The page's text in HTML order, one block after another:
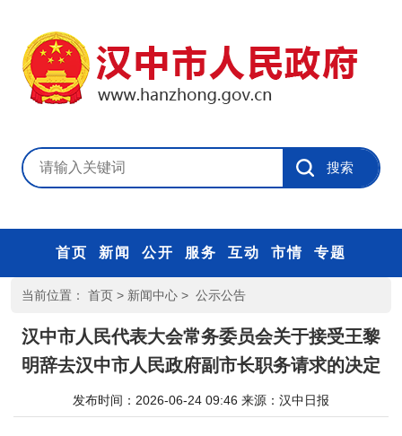
首页 新闻 公开 服务 互动 市情 专题
当前位置： 首页 > 新闻中心 > 公示公告
汉中市人民代表大会常务委员会关于接受王黎
明辞去汉中市人民政府副市长职务请求的决定
发布时间：2026-06-24 09:46 来源： 汉中日报